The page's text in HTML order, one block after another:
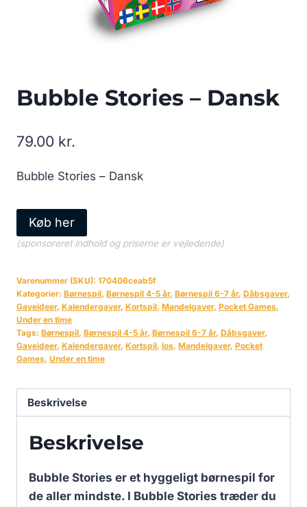
Bubble Stories – Dansk
79.00 kr.
Bubble Stories – Dansk
Køb her
(sponsoreret indhold og priserne er vejledende)
Varenummer (SKU): 170406ceab5f
Kategorier: Børnespil, Børnespil 4-5 år, Børnespil 6-7 år, Dåbsgaver,
Gaveideer, Kalendergaver, Kortspil, Mandelgaver, Pocket Games,
Under en time
Tags: Børnespil, Børnespil 4-5 år, Børnespil 6-7 år, Dåbsgaver,
Gaveideer, Kalendergaver, Kortspil, los, Mandelgaver, Pocket
Games, Under en time
Beskrivelse
Beskrivelse
Bubble Stories er et hyggeligt børnespil for
de aller mindste. I Bubble Stories træder du